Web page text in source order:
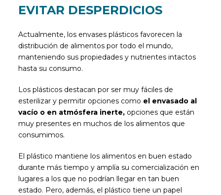
EVITAR DESPERDICIOS
Actualmente, los envases plásticos favorecen la
distribución de alimentos por todo el mundo,
manteniendo sus propiedades y nutrientes intactos
hasta su consumo.
Los plásticos destacan por ser muy fáciles de
esterilizar y permitir opciones como el envasado al
vacío o en atmósfera inerte, opciones que están
muy presentes en muchos de los alimentos que
consumimos.
El plástico mantiene los alimentos en buen estado
durante más tiempo y amplía su comercialización en
lugares a los que no podrían llegar en tan buen
estado. Pero, además, el plástico tiene un papel